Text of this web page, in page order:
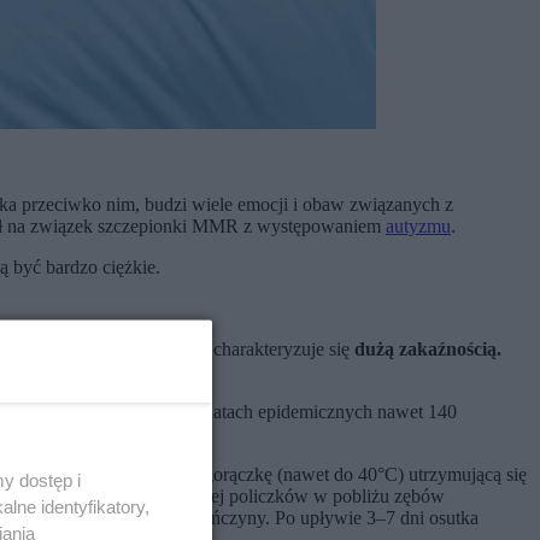
przeciwko nim, budzi wiele emocji i obaw związanych z
na związek szczepionki MMR z występowaniem autyzmu.
być bardzo ciężkie.
wydzielinami. Odra charakteryzuje się dużą zakaźnością.
na odrę, a w latach epidemicznych nawet 140
samopoczucie, wysoką gorączkę (nawet do 40°C) utrzymującą się
grudki na błonie śluzowej policzków w pobliżu zębów
przechodzi na tułów i kończyny. Po upływie 3–7 dni osutka
dostęp i
identyfikatory,